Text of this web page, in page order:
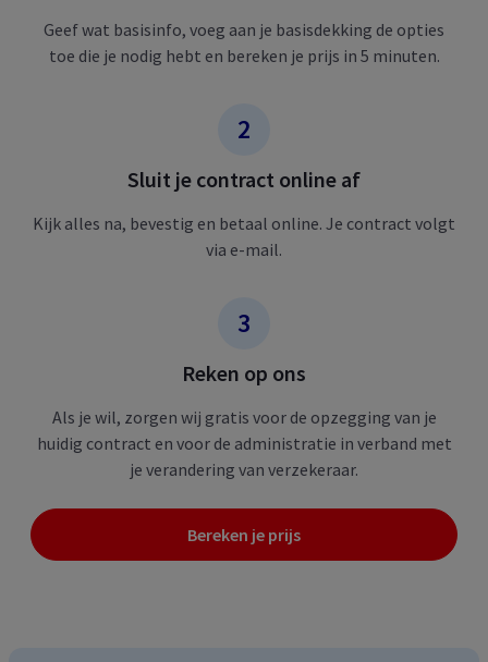
Geef wat basisinfo, voeg aan je basisdekking de opties
toe die je nodig hebt en bereken je prijs in 5 minuten.
Sluit je contract online af
Kijk alles na, bevestig en betaal online. Je contract volgt
via e-mail.
Reken op ons
Als je wil, zorgen wij gratis voor de opzegging van je
huidig contract en voor de administratie in verband met
je verandering van verzekeraar.
Bereken je prijs